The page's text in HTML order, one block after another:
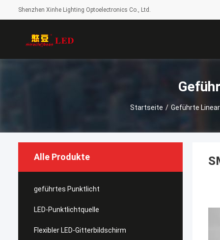
Shenzhen Xinhe Lighting Optoelectronics Co., Ltd.
Startseite / Geführte
Alle Produkte
geführtes Punktlicht
LED-Punktlichtquelle
Flexibler LED-Gitterbildschirm